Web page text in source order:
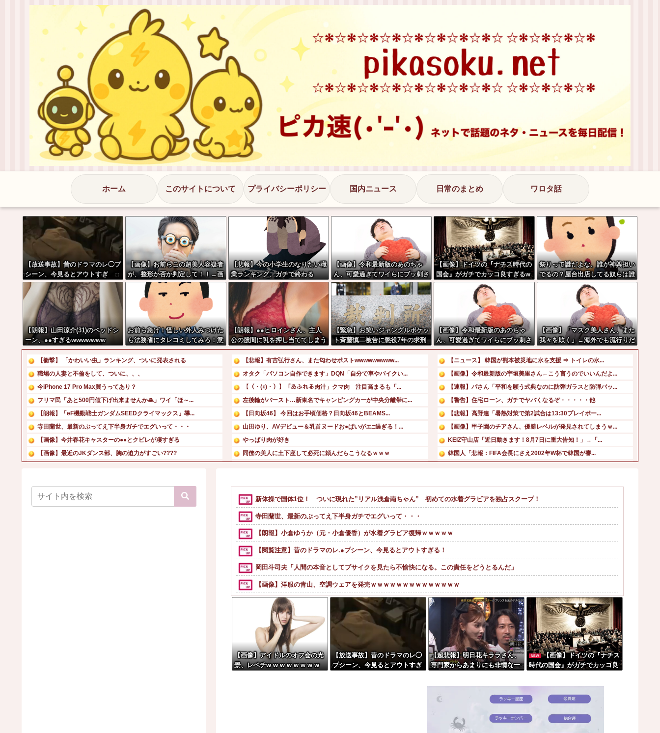
ホーム このサイトについて プライバシーポリシー 国内ニュース 日常のまとめ ワロタ話
【放送事故】昔のドラマのレ◯プ
シーン、今見るとアウトすぎ
る・・・
【画像】お前らこの超美人容疑者
が、整形か否か判定して！！→画
像がこちらw w w w w w w w w
【悲報】今の小学生のなりたい職
業ランキング、ガチで終わる
【画像】令和最新版のあのちゃ
ん、可愛過ぎてワイらにブッ刺さ
りまくりw w w w w w
【画像】ドイツの『ナチス時代の
国会』がガチでカッコ良すぎるw
wwwwww
祭りって謎だよな、誰が神輿担い
でるの？屋台出店してる奴らは誰
の許可を得て商売してるの？
【朗報】山田涼介(31)のベッドシ
ーン、●●すぎるwwwwwww
お前ら急げ！怪しい外人みつけた
ら法務省にタレコミしてみろ！意
外と仕事するぞ？
【朗報】●●ヒロインさん、主人
公の股間に乳を押し当ててしまう
wwwww
【緊急】お笑いジャングルポケッ
ト斉藤慎二被告に懲役7年の求刑
←これ…
【画像】令和最新版のあのちゃ
ん、可愛過ぎてワイらにブッ刺さ
りまくりw w w w w w
【画像】「マスク美人さん、また
我々を欺く」←海外でも流行りだ
した結果がこちらw w w w w w
w
【衝撃】 「かわいい虫」ランキング、ついに発表される
職場の人妻と不倫をして、ついに、、、
今iPhone 17 Pro Max買うってあり？
フリマ民「あと500円値下げ出来ませんか🙏」ワイ「ほ～...
【朗報】「eF機動戦士ガンダムSEEDクライマックス」導...
寺田蘭世、最新のぶってえ下半身ガチでエグいって・・・
【画像】今井春花キャスターの●●とクビレが凄すぎる
【画像】最近のJKダンス部、胸の迫力がすごい????
上原多香子(14)の胸、エチすぎる
【動画】長濱ねるさん、乳放り出してシコらせにきてしまうｗ
【悲報】有吉弘行さん、また匂わせポストwwwwwwwww...
オタク「パソコン自作できます」DQN「自分で車やバイクい...
【（・(ｪ)・）】「あふれる肉汁」クマ肉 注目高まるも「...
左後輪がバースト…新東名でキャンピングカーが中央分離帯に...
【日向坂46】 今回はお手頃価格？日向坂46とBEAMS...
山田ゆり、AVデビュー＆乳首ヌードお●ぱいがエ□過ぎる！...
やっぱり肉が好き
同僚の美人に土下座して必死に頼んだらこうなるｗｗｗ
【急募】「みんな仕事帰りに家で何してんの？」←これ・・・...
愛煙家・岸谷蘭丸「喫煙者の権利がマジで侵害されてる」と私...
【ニュース】 韓国が熊本被災地に水を支援 ⇒ トイレの水...
【画像】令和最新版の宇垣美里さん←こう言うのでいいんだよ...
【速報】パさん「平和を願う式典なのに防弾ガラスと防弾バッ...
【警告】住宅ローン、ガチでヤバくなるぞ・・・・・他
【悲報】高野連「暑熱対策で第2試合は13:30プレイボー...
【画像】甲子園のチアさん、優勝レベルが発見されてしまうｗ...
KEIZ守山店「近日動きます！8月7日に重大告知！」→「...
韓国人「悲報：FIFA会長にさえ2002年W杯で韓国が審...
高市首相の熊本視察動画にケチを付けたタレント、「正体バレ...
手を使っても最強！『ブルーロック』主演・高橋文哉、始球式...
新体操で国体1位！ ついに現れた”リアル浅倉南ちゃん” 初めての水着グラビアを独占スクープ！
寺田蘭世、最新のぶってえ下半身ガチでエグいって・・・
【朗報】小倉ゆうか（元・小倉優香）が水着グラビア復帰ｗｗｗｗｗ
【閲覧注意】昔のドラマのレ.●プシーン、今見るとアウトすぎる！
岡田斗司夫「人間の本音としてブサイクを見たら不愉快になる。この責任をどうとるんだ」
【画像】洋服の青山、空調ウェアを発売ｗｗｗｗｗｗｗｗｗｗｗｗｗｗ
ごつ盛り焼きそばとかいう年１くらいで無性に食いたくなるやつｗｗｗｗｗｗｗｗ
【速報】ルフィの幹部、懲役20年に決定する←コレは妥当か？？？？？？？
【爆笑動画】ママさん「新しい洗濯機買って1発目に回したらコレw」←こwれwはw w w w w w w w...
【動画】地震発生時の熊本総合病院の手術室の様子が(((ﾟДﾟ)))
【動画】ロシアの空挺兵、パラシュートが開かずに墜落してしまう。
【動画】高速道路を走行中の車からリアガラスが飛んでくる事故(ﾟoﾟ)
女性セブンにイケメン棋士”S6”が登場 渡辺明九段大激怒????????????
【悲報】40度超えで働くゴミ収集員さん、コンビニで水分補給しただけで市民からブチギレられてしまう
【画像】アイドルのオフ会の光
景、レベチw w w w w w w w
【放送事故】昔のドラマのレ◯
プシーン、今見るとアウトすぎ
【超悲報】明日花キララさん、
専門家からあまりにも非情な一
NEW
【画像】ドイツの『ナチス
時代の国会』がガチでカッコ良